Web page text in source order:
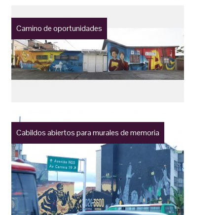
Camino de oportunidades
Cabildos abiertos para murales de memoria